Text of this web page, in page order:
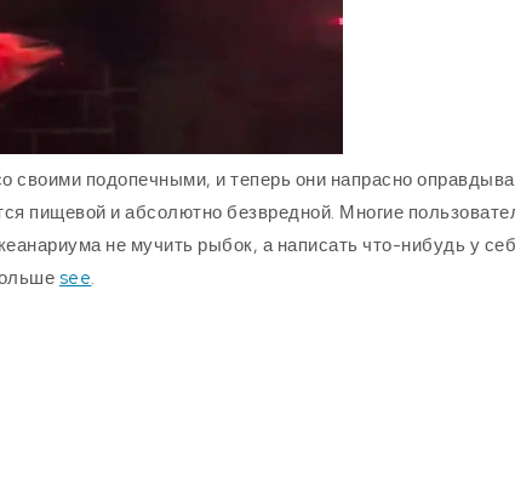
подопечными, и теперь они напрасно
пищевой и абсолютно безвредной. Многие
не мучить рыбок, а написать что-нибудь у
see.